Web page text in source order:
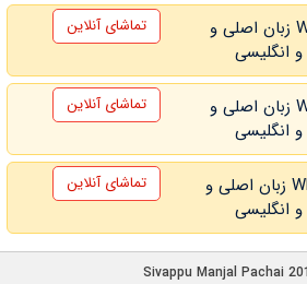
و انگلیسی
تماشای آنلاین
و انگلیسی
تماشای آنلاین
و انگلیسی
تماشای آنلاین